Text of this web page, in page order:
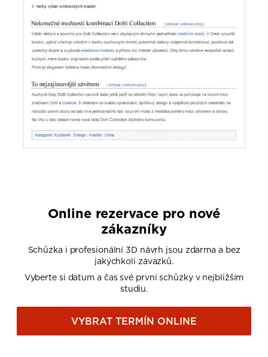
Online rezervace pro nové
zákazníky
Schůzka i profesionální 3D návrh jsou zdarma a bez
jakýchkoli závazků.
Vyberte si datum a čas své první schůzky v nejbližším
studiu.
VYBRAT TERMÍN ONLINE